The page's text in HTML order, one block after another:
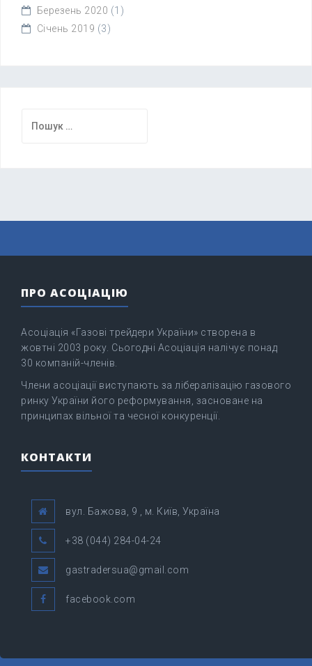
Березень 2020 (1)
Січень 2019 (3)
ПРО АСОЦІАЦІЮ
Асоціація «Газові трейдери України» створена в
жовтні 2003 року. Сьогодні Асоціація налічує понад
30 компаній-членів.
Члени асоціації виступають за лібералізацію газового
ринку України його реформування, засноване на
принципах вільної та чесної конкуренції.
КОНТАКТИ
вул. Бажова, 9 , м. Київ, Україна
+38 (044) 284-04-24
gastradersua@gmail.com
facebook.com